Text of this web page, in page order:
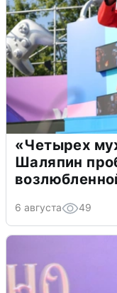
«Четырех
Шаляпин
6 августа 49